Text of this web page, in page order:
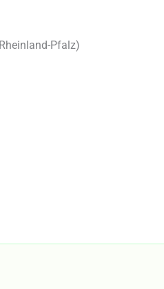
Rheinland-Pfalz)